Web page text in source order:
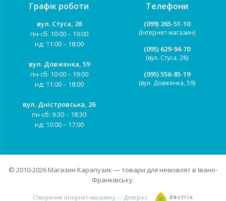
Графік роботи
вул. Стуса, 28
пн-сб: 10:00 – 19:00
нд: 11:00 – 18:00
вул. Довженка, 59
пн-сб: 10:00 – 19:00
нд: 11:00 – 18:00
вул. Дністровська, 26
пн-сб: 9:30 – 18:30
нд: 10:00 – 17:00
Телефони
(099) 265-51-10
(Інтернет-магазин)
(095) 629-94-70
(вул. Стуса, 28)
(095) 556-85-19
(вул. Довженка, 59)
© 2010-2026 Магазин Карапузик — товари для немовлят в Івано-
Франківську.
Створення інтернет-магазину — Девтрікс